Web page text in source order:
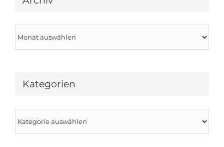
Kategorien
Kategorien